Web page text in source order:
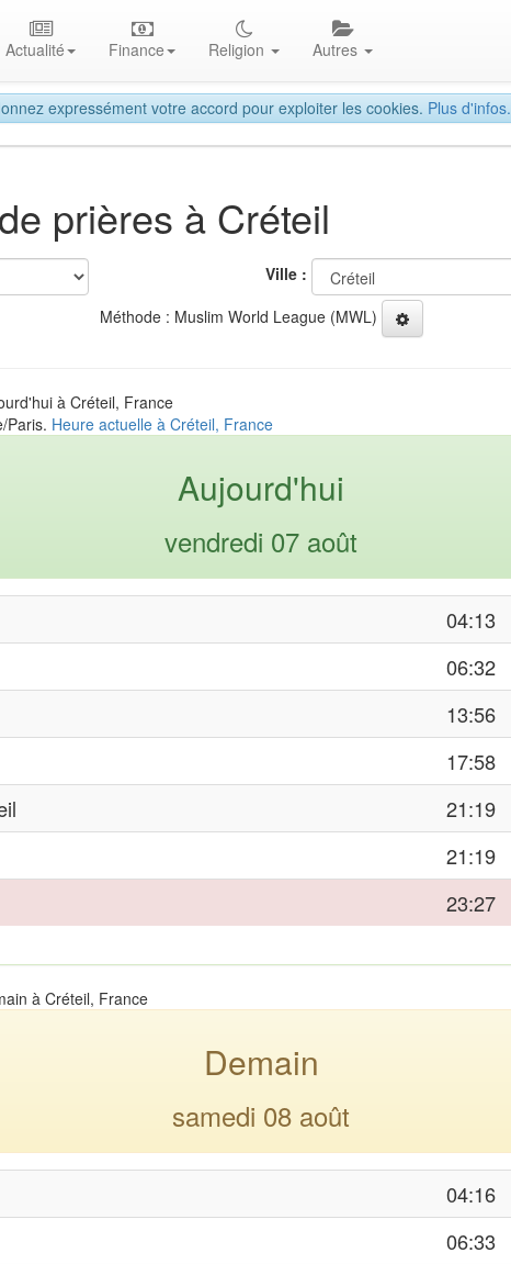
expressément votre accord pour exploiter les cookies. Plus d'infos.
Actualité Finance Religion Autres
prières à Créteil
Ville :
Méthode : Muslim World League (MWL)
à Créteil, France
Paris. Heure actuelle à Créteil, France
Aujourd'hui
vendredi 07 août
04:13
06:32
13:56
17:58
21:19
21:19
23:27
à Créteil, France
Demain
samedi 08 août
04:16
06:33